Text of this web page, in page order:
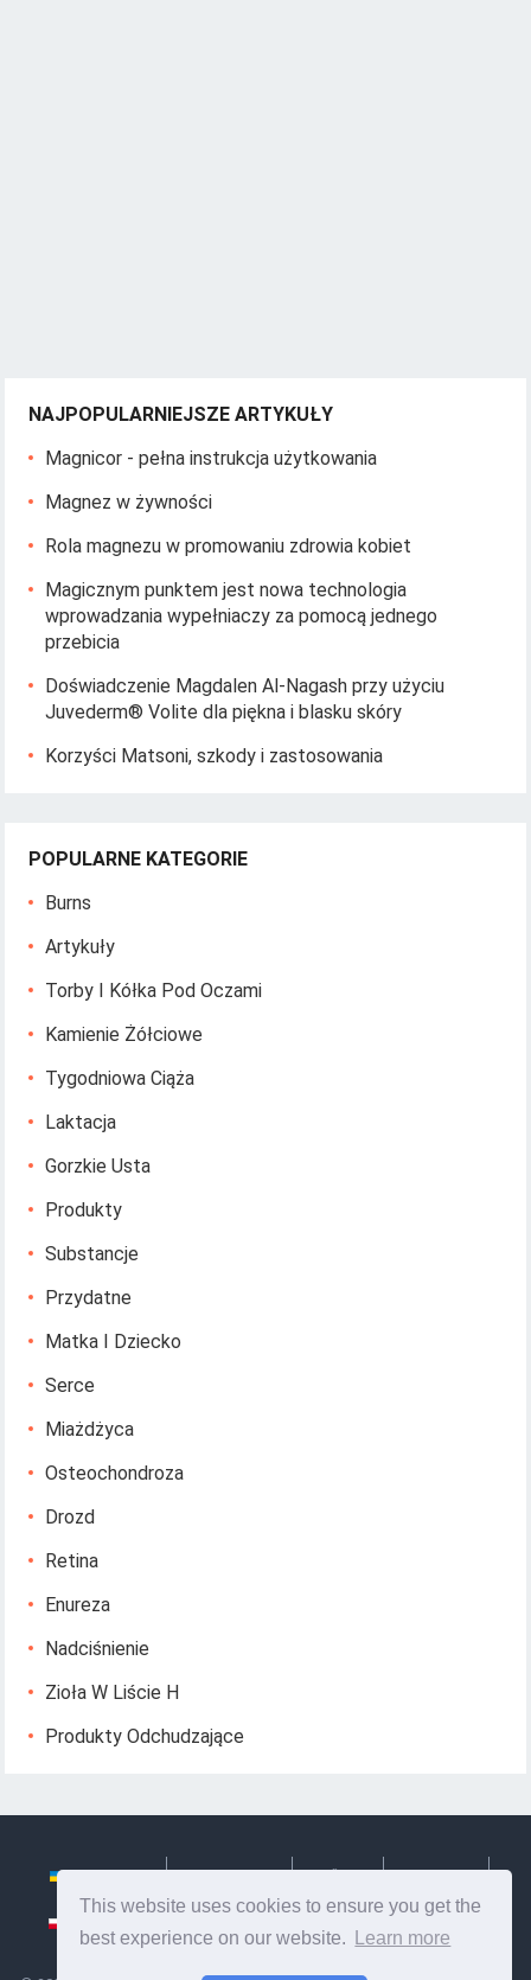
This website uses cookies to ensure you get the
best experience on our website.
Learn more
NAJPOPULARNIEJSZE ARTYKUŁY
Magnicor - pełna instrukcja użytkowania
Magnez w żywności
Rola magnezu w promowaniu zdrowia kobiet
Magicznym punktem jest nowa technologia
wprowadzania wypełniaczy za pomocą jednego
przebicia
Doświadczenie Magdalen Al-Nagash przy użyciu
Juvederm® Volite dla piękna i blasku skóry
Korzyści Matsoni, szkody i zastosowania
POPULARNE KATEGORIE
Burns
Artykuły
Torby I Kółka Pod Oczami
Kamienie Żółciowe
Tygodniowa Ciąża
Laktacja
Gorzkie Usta
Produkty
Substancje
Przydatne
Matka I Dziecko
Serce
Miażdżyca
Osteochondroza
Drozd
Retina
Enureza
Nadciśnienie
Zioła W Liście H
Produkty Odchudzające